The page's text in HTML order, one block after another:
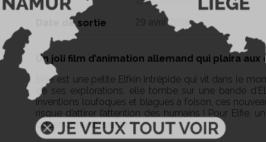
Date de sortie 29 avril 2026
Un joli film d’animation allemand qui plaira
Elfie est une petite Elfkin intrépide qui vit dans le
de ses explorations, elle tombe sur une bande
inventions loufoques et blagues à foison, ces
risque d’attirer l’attention des humains ! Pour Elfie,
catastrophe du siècle.